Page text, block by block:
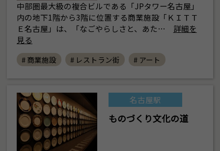
中部圏最大級の複合ビルである「JPタワー名古屋」
内の地下1階から3階に位置する商業施設「ＫＩＴＴ
Ｅ名古屋」は、「なごやらしさと、あた…
詳細を
見る
# 商業施設 # レストラン街 # アート
名古屋駅
ものづくり文化の道